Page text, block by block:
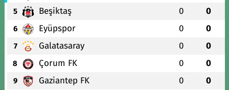
5 Beşiktaş 0 0
6 Eyüpspor 0 0
7 Galatasaray 0 0
8 Çorum FK 0 0
9 Gaziantep FK 0 0